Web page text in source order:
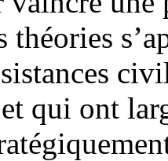
théories
qui ont